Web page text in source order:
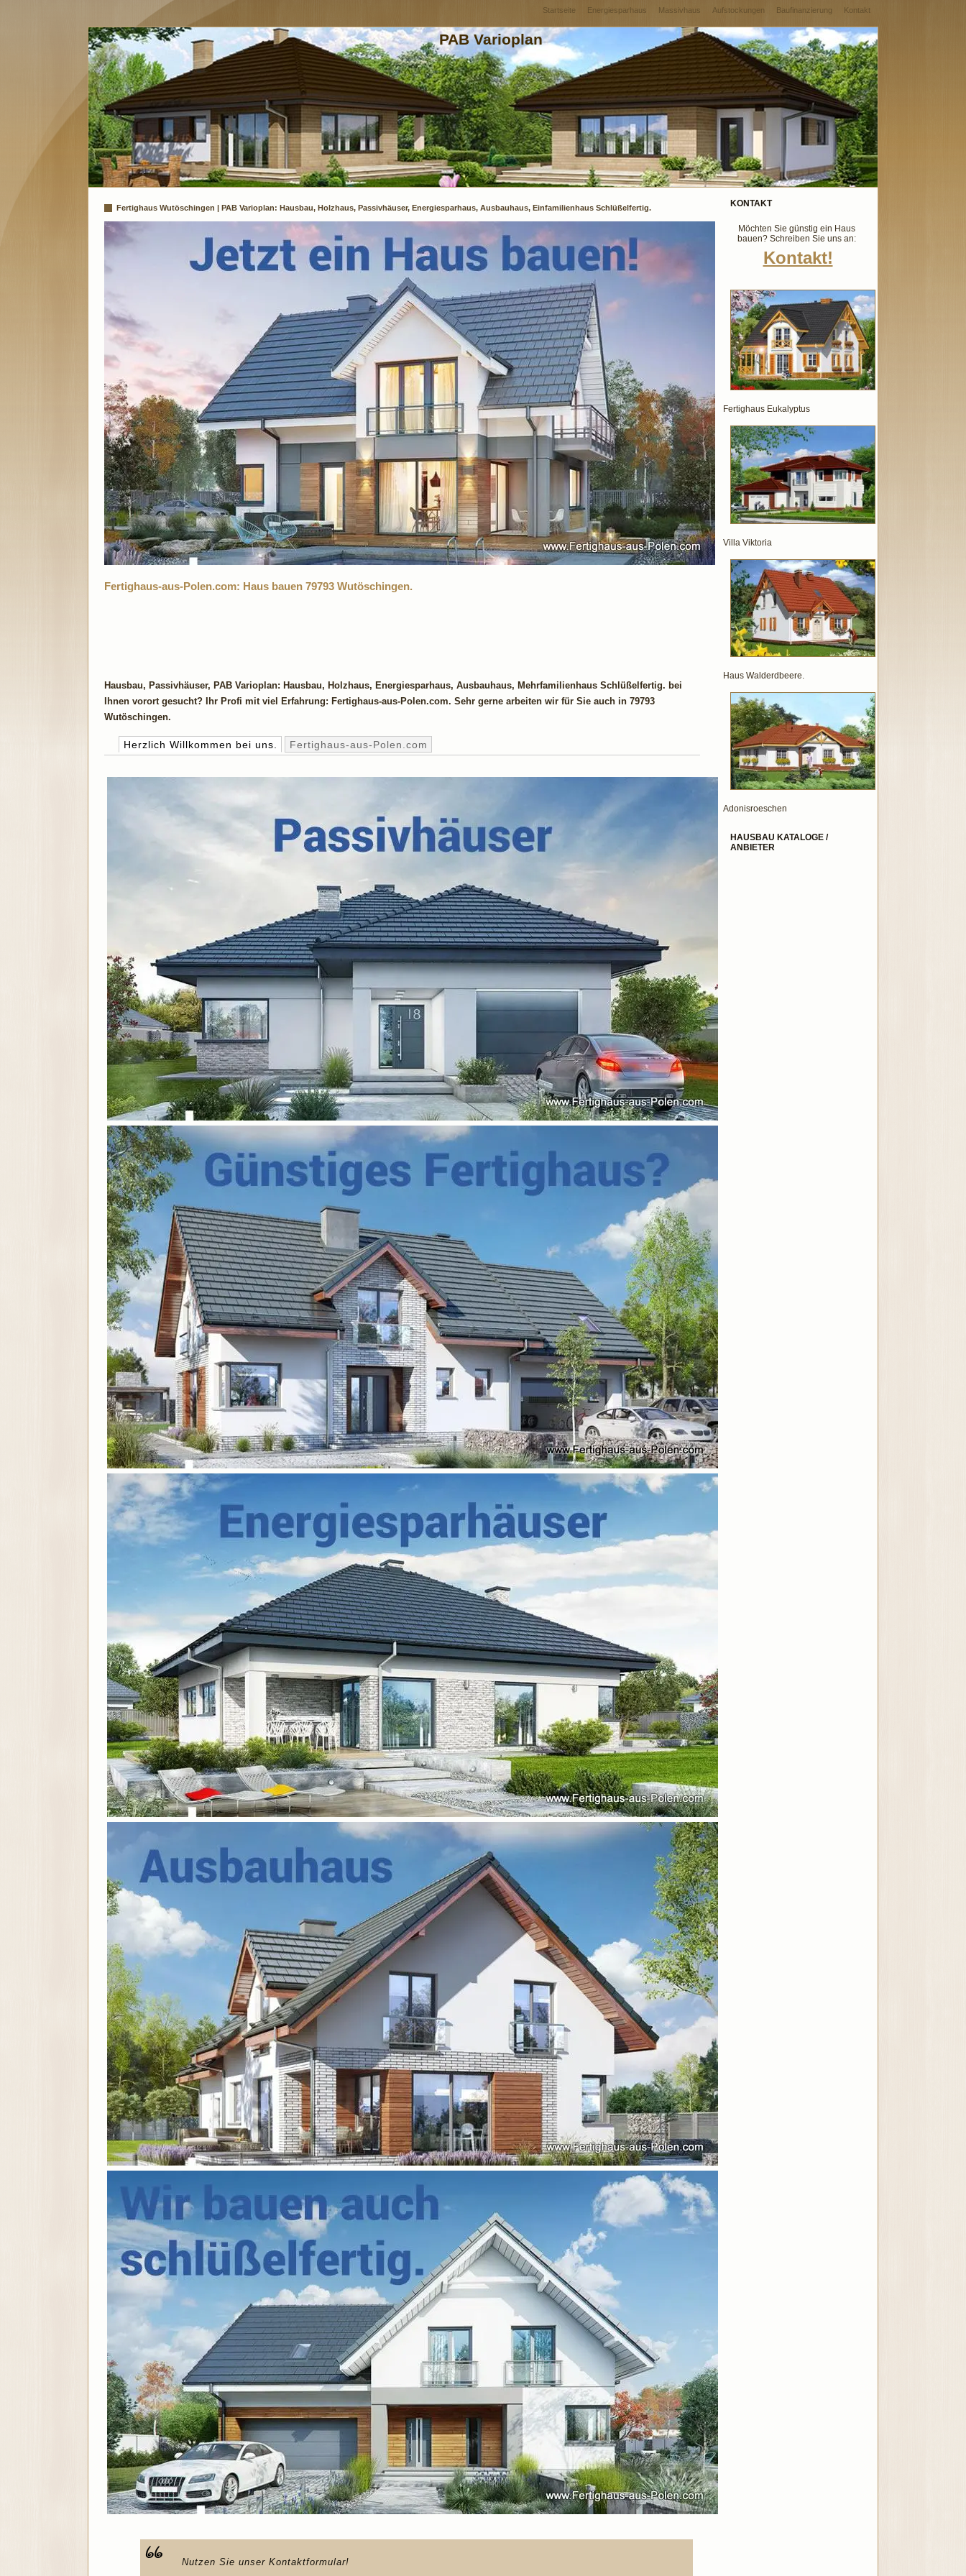
Startseite Energiesparhaus Massivhaus Aufstockungen Baufinanzierung Kontakt
PAB Varioplan
Fertighaus Wutöschingen | PAB Varioplan: Hausbau, Holzhaus, Passivhäuser, Energiesparhaus, Ausbauhaus, Einfamilienhaus Schlüßelfertig.
Fertighaus-aus-Polen.com: Haus bauen 79793 Wutöschingen.
Hausbau, Passivhäuser, PAB Varioplan: Hausbau, Holzhaus, Energiesparhaus, Ausbauhaus, Mehrfamilienhaus Schlüßelfertig. bei
Ihnen vorort gesucht? Ihr Profi mit viel Erfahrung: Fertighaus-aus-Polen.com. Sehr gerne arbeiten wir für Sie auch in 79793
Wutöschingen.
Herzlich Willkommen bei uns. Fertighaus-aus-Polen.com
Nutzen Sie unser Kontaktformular!
KONTAKT
Möchten Sie günstig ein Haus
bauen? Schreiben Sie uns an:
Kontakt!
Fertighaus Eukalyptus
Villa Viktoria
Haus Walderdbeere.
Adonisroeschen
HAUSBAU KATALOGE /
ANBIETER